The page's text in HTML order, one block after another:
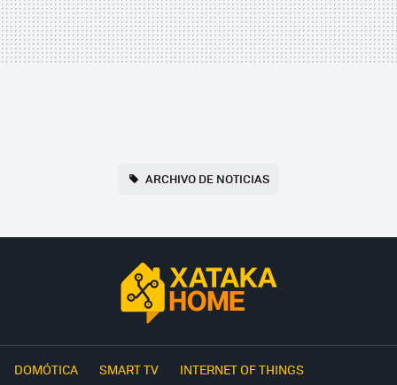
ARCHIVO DE NOTICIAS
DOMÓTICA SMART TV INTERNET OF THINGS